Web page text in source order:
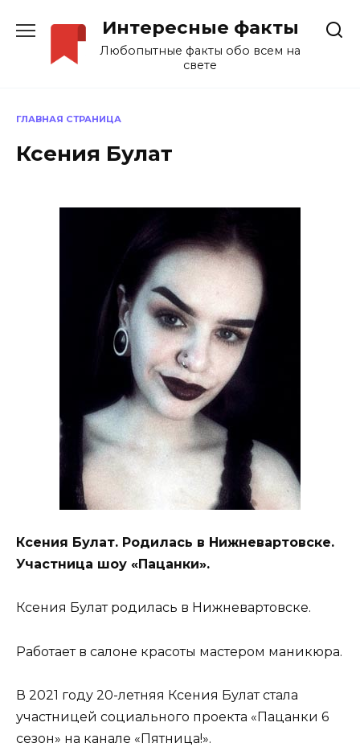
содержанию
Интересные факты
Любопытные факты обо всем на
свете
ГЛАВНАЯ СТРАНИЦА
Ксения Булат
Ксения Булат. Родилась в Нижневартовске.
Участница шоу «Пацанки».
Ксения Булат родилась в Нижневартовске.
Работает в салоне красоты мастером маникюра.
В 2021 году 20-летняя Ксения Булат стала
участницей социального проекта «Пацанки 6
сезон» на канале «Пятница!».